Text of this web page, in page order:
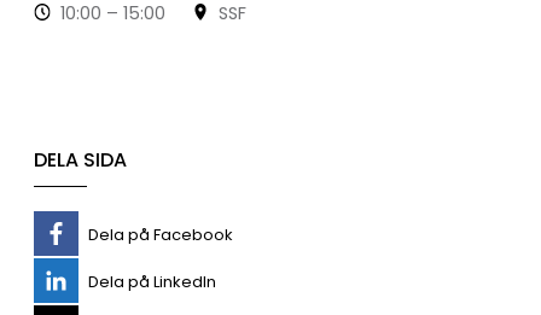
10:00 – 15:00 SSF
DELA SIDA
Dela på Facebook
Dela på LinkedIn